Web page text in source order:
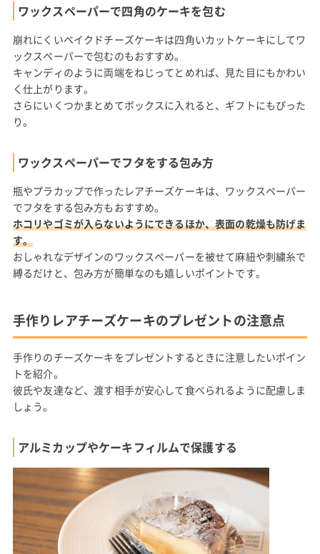
ワックスペーパーで四角のケーキを包む
崩れにくいベイクドチーズケーキは四角いカットケーキにしてワ
ックスペーパーで包むのもおすすめ。
キャンディのように両端をねじってとめれば、見た目にもかわい
く仕上がります。
さらにいくつかまとめてボックスに入れると、ギフトにもぴった
り。
ワックスペーパーでフタをする包み方
瓶やプラカップで作ったレアチーズケーキは、ワックスペーパー
でフタをする包み方もおすすめ。
ホコリやゴミが入らないようにできるほか、表面の乾燥も防げま
す。
おしゃれなデザインのワックスペーパーを被せて麻紐や刺繍糸で
縛るだけと、包み方が簡単なのも嬉しいポイントです。
手作りレアチーズケーキのプレゼントの注意点
手作りのチーズケーキをプレゼントするときに注意したいポイン
トを紹介。
彼氏や友達など、渡す相手が安心して食べられるように配慮しま
しょう。
アルミカップやケーキフィルムで保護する